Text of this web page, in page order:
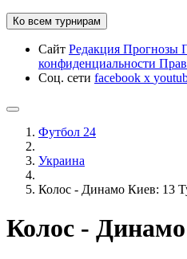
Ко всем турнирам
Сайт Редакция Прогнозы
конфиденциальности
Соц. сети facebook x
Футбол 24
Украина
Колос - Динамо Киев: 13
Колос -